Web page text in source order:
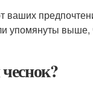
ваших
упомянуты выше,